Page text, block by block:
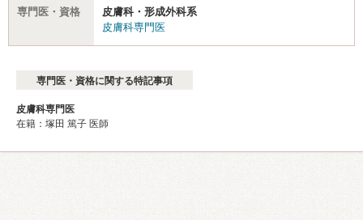
専門医・資格
皮膚科・形成外科系
皮膚科専門医
専門医・資格に関する特記事項
皮膚科専門医
在籍：塚田 篤子 医師